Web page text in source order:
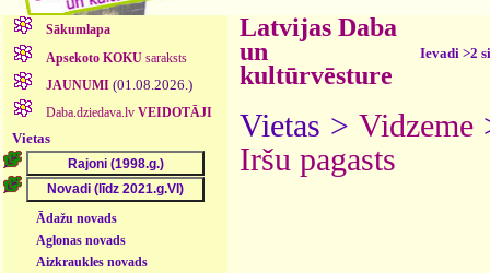
Sākumlapa
Apsekoto KOKUsaraksts
JAUNUMI (01.08.2026.)
Daba.dziedava.lv VEIDOTĀJI
Vietas
Ādažu novads
Aglonas novads
Aizkraukles novads
Latvijas Daba
un
kultūrvēsture
Ievadi >2
Vietas > Vidzeme
Iršu pagasts